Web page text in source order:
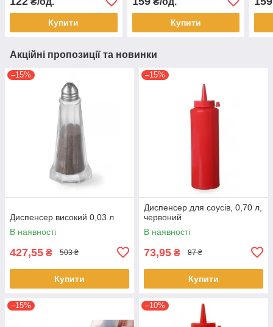
Купити Купити
Акційні пропозиції та новинки
–15%
Диспенсер високий 0,03 л
В наявності
427,55 ₴ 503 ₴
Купити
–15%
Диспенсер для соусів, 0,70 л,
червоний
В наявності
73,95 ₴ 87 ₴
Купити
–15% –10%